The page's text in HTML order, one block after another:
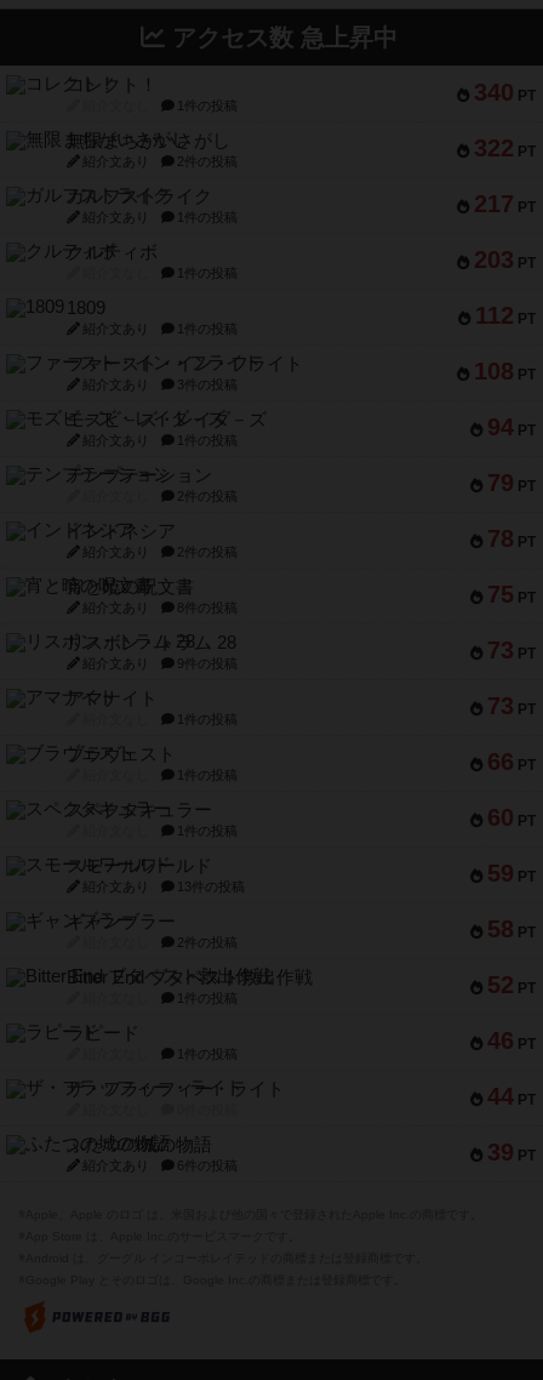
アクセス数 急上昇中
340 PT
コレクト！
1件の投稿
322 PT
無限まちがいさがし
紹介文あり 2件の投稿
217 PT
ガルフストライク
紹介文あり 1件の投稿
203 PT
クルティボ
1件の投稿
112 PT
1809
紹介文あり 1件の投稿
108 PT
ファースト・イン・フライト
紹介文あり 3件の投稿
94 PT
モズビ－ズ・レイダ－ズ
紹介文あり 1件の投稿
79 PT
テンプテーション
2件の投稿
78 PT
インドネシア
紹介文あり 2件の投稿
75 PT
宵と暁の呪文書
紹介文あり 8件の投稿
73 PT
リスボン・トラム 28
紹介文あり 9件の投稿
73 PT
アマナイト
1件の投稿
66 PT
ブラヴェスト
1件の投稿
60 PT
スペクタキュラー
1件の投稿
59 PT
スモールワールド
紹介文あり 13件の投稿
58 PT
ギャンブラー
2件の投稿
52 PT
Bitter End ブタペスト救出作戦
1件の投稿
46 PT
ラピード
1件の投稿
44 PT
ザ・フラッフィー・ライト
39 PT
ふたつの城の物語
紹介文あり 6件の投稿